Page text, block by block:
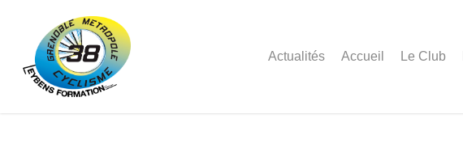
Actualités Accueil Le Club